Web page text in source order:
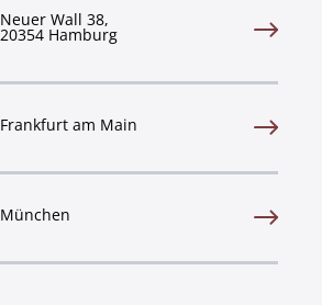
Neuer Wall 38,
20354 Hamburg
Frankfurt am Main
München